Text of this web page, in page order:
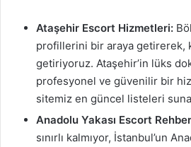
Ataşehir Escort Hizmetleri:
profillerini bir araya getirerek,
getiriyoruz. Ataşehir’in lüks
profesyonel ve güvenilir bir
sitemiz en güncel listeleri
Anadolu Yakası Escort
sınırlı kalmıyor, İstanbul’un